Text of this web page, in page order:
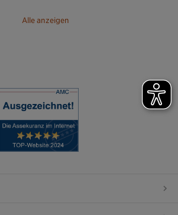
Alle anzeigen